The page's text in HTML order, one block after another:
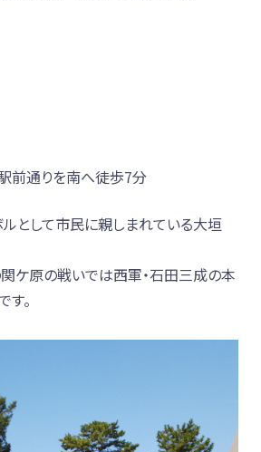
前通りを南へ徒歩7分
として市民に親しまれている大垣
ケ原の戦いでは西軍・石田三成の本
。